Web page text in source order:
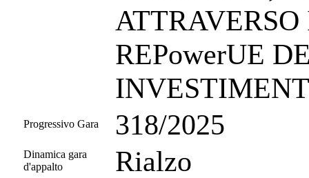
REPowerUE
Progressivo Gara 318/2025
Dinamica gara
d'appalto
Rialzo